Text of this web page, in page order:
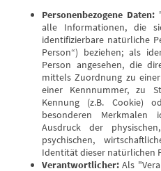
Personenbezogene Daten:
alle Informationen, die
identifizierbare natürliche
Person“) beziehen; als
Person angesehen, die
mittels Zuordnung zu
einer Kennnummer, zu
Kennung (z.B. Cookie)
besonderen
Ausdruck der
psychischen,
Identität dieser natürlichen
Verantwortlicher: Als